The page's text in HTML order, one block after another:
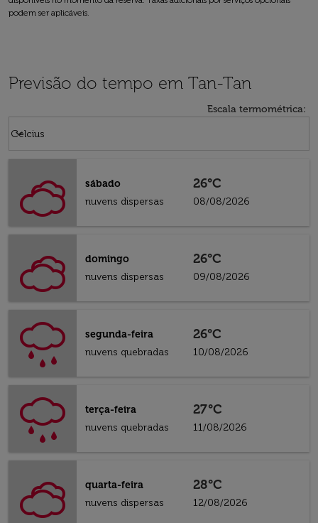
podem ser aplicáveis.
Previsão do tempo em Tan-Tan
Escala termométrica:
Celcius
keyboard_arrow_down
sábado
nuvens dispersas
26°C
08/08/2026
domingo
nuvens dispersas
26°C
09/08/2026
segunda-feira
nuvens quebradas
26°C
10/08/2026
terça-feira
nuvens quebradas
27°C
11/08/2026
quarta-feira
nuvens dispersas
28°C
12/08/2026